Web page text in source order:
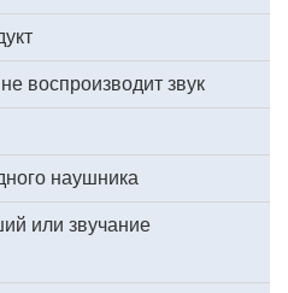
воспроизводит звук
наушника
или звучание